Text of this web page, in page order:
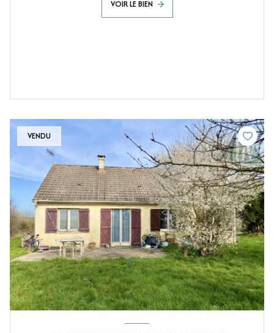
VOIR LE BIEN
VENDU